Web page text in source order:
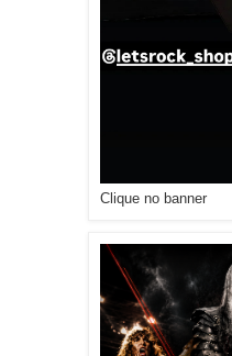
Clique no banner